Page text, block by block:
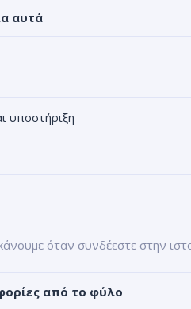
αυτά
υποστήριξη
όταν συνδέεστε στην
από το φύλο